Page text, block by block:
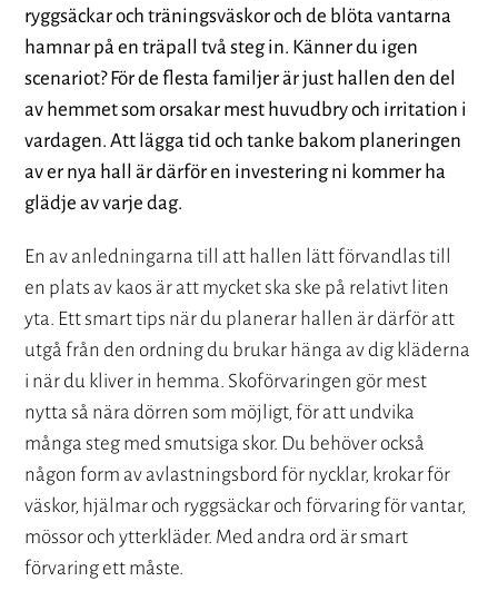
ryggsäckar och träningsväskor och de blöta vantarna
hamnar på en träpall två steg in. Känner du igen
scenariot? För de flesta familjer är just hallen den del
av hemmet som orsakar mest huvudbry och irritation i
vardagen. Att lägga tid och tanke bakom planeringen
av er nya hall är därför en investering ni kommer ha
glädje av varje dag.
En av anledningarna till att hallen lätt förvandlas till
en plats av kaos är att mycket ska ske på relativt liten
yta. Ett smart tips när du planerar hallen är därför att
utgå från den ordning du brukar hänga av dig kläderna
i när du kliver in hemma. Skoförvaringen gör mest
nytta så nära dörren som möjligt, för att undvika
många steg med smutsiga skor. Du behöver också
någon form av avlastningsbord för nycklar, krokar för
väskor, hjälmar och ryggsäckar och förvaring för vantar,
mössor och ytterkläder. Med andra ord är smart
förvaring ett måste.